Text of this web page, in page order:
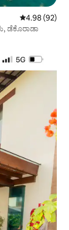
5 ರಲ್ಲಿ 4.98
4.98 (92)
ಡೆಕೊರಾಡಾ